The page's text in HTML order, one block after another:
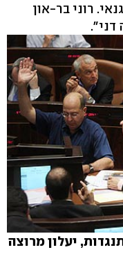
רוני בר-און
דני".
יעלון מרוצה